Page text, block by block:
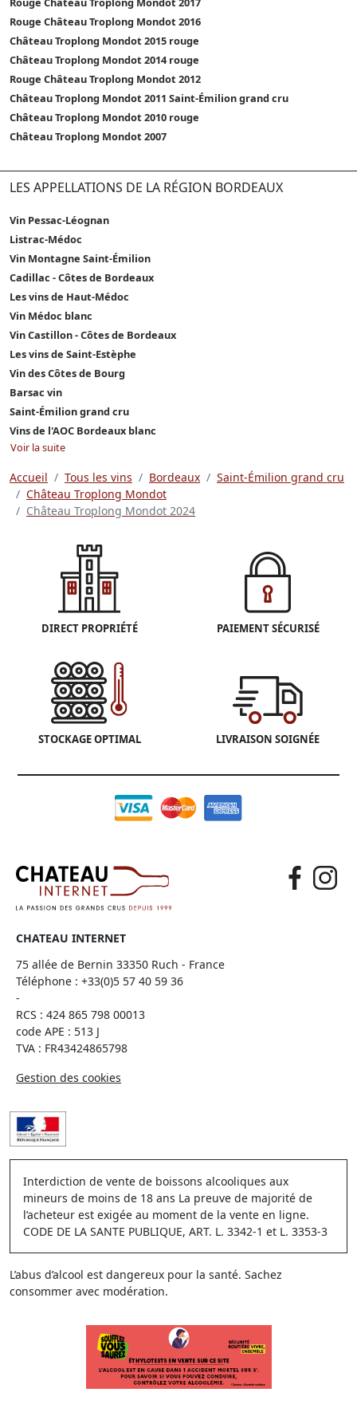
Rouge Château Troplong Mondot 2016
Château Troplong Mondot 2015 rouge
Château Troplong Mondot 2014 rouge
Rouge Château Troplong Mondot 2012
Château Troplong Mondot 2011 Saint-Émilion grand cru
Château Troplong Mondot 2010 rouge
Château Troplong Mondot 2007
LES APPELLATIONS DE LA RÉGION BORDEAUX
Vin Pessac-Léognan
Listrac-Médoc
Vin Montagne Saint-Émilion
Cadillac - Côtes de Bordeaux
Les vins de Haut-Médoc
Vin Médoc blanc
Vin Castillon - Côtes de Bordeaux
Les vins de Saint-Estèphe
Vin des Côtes de Bourg
Barsac vin
Saint-Émilion grand cru
Vins de l'AOC Bordeaux blanc
Voir la suite
Accueil Tous les vins Bordeaux
Saint-Émilion grand cru
Château Troplong Mondot
Château Troplong Mondot 2024
DIRECT PROPRIÉTÉ PAIEMENT SÉCURISÉ
STOCKAGE OPTIMAL LIVRAISON SOIGNÉE
CHATEAU INTERNET
75 allée de Bernin 33350 Ruch - France
Téléphone : +33(0)5 57 40 59 36
-
RCS : 424 865 798 00013
code APE : 513 J
TVA : FR43424865798
Gestion des cookies
Interdiction de vente de boissons alcooliques aux
mineurs de moins de 18 ans La preuve de majorité de
l’acheteur est exigée au moment de la vente en ligne.
CODE DE LA SANTE PUBLIQUE, ART. L. 3342-1 et L. 3353-3
L’abus d’alcool est dangereux pour la santé. Sachez
consommer avec modération.